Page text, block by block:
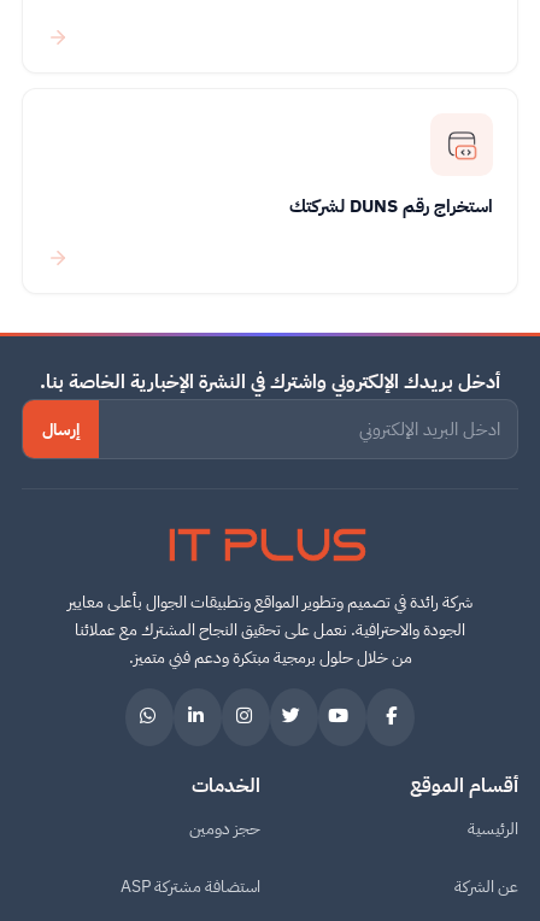
استخراج رقم DUNS لشركتك
أدخل بريدك الإلكتروني واشترك في النشرة الإخبارية الخاصة بنا.
إرسال
IT PLUS
شركة رائدة في تصميم وتطوير المواقع وتطبيقات الجوال بأعلى معايير
الجودة والاحترافية. نعمل على تحقيق النجاح المشترك مع عملائنا
من خلال حلول برمجية مبتكرة ودعم فني متميز.
أقسام الموقع
الرئيسية
عن الشركة
الخدمات
حجز دومين
استضافة مشتركة ASP